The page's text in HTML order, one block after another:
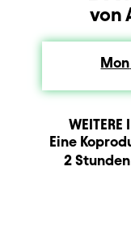
von
Mon
WEITERE
Beschreibung
Eine
Dauer und Pausen
2